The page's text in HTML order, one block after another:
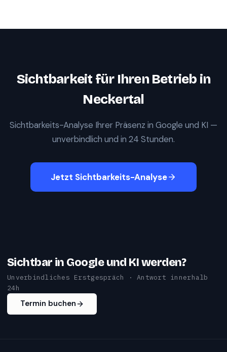
Sichtbarkeit für Ihren Betrieb in
Neckertal
Sichtbarkeits-Analyse Ihrer Präsenz in Google und KI —
unverbindlich und in 24 Stunden.
Jetzt Sichtbarkeits-Analyse
Sichtbar in Google und KI werden?
Unverbindliches Erstgespräch · Antwort innerhalb
24h
Termin buchen